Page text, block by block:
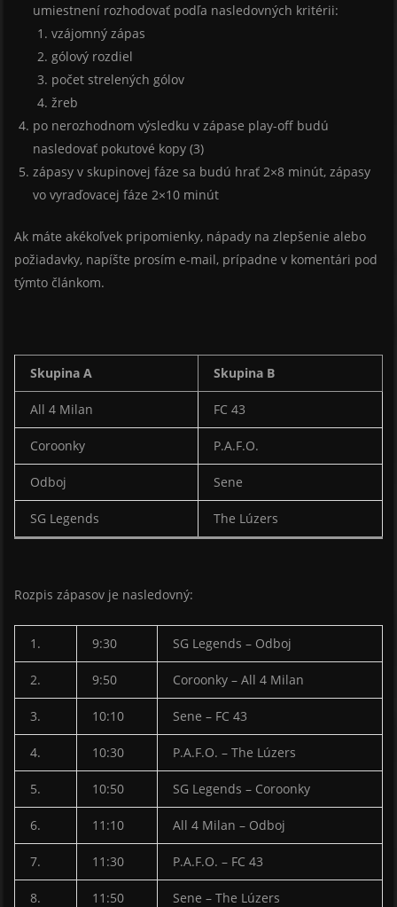
umiestnení rozhodovať podľa nasledovných kritérii:
vzájomný zápas
gólový rozdiel
počet strelených gólov
žreb
po nerozhodnom výsledku v zápase play-off budú
nasledovať pokutové kopy (3)
zápasy v skupinovej fáze sa budú hrať 2×8 minút, zápasy
vo vyraďovacej fáze 2×10 minút
Ak máte akékoľvek pripomienky, nápady na zlepšenie alebo
požiadavky, napíšte prosím e-mail, prípadne v komentári pod
týmto článkom.
Skupina A Skupina B
All 4 Milan FC 43
Coroonky P.A.F.O.
Odboj Sene
SG Legends The Lúzers
Rozpis zápasov je nasledovný:
1. 9:30 SG Legends – Odboj
2. 9:50 Coroonky – All 4 Milan
3. 10:10 Sene – FC 43
4. 10:30 P.A.F.O. – The Lúzers
5. 10:50 SG Legends – Coroonky
6. 11:10 All 4 Milan – Odboj
7. 11:30 P.A.F.O. – FC 43
8. 11:50 Sene – The Lúzers